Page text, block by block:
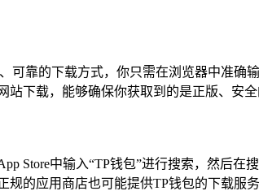
可靠的下载方式，你只需在浏览器中准确
站下载，能够确保你获取到的是正版、安
Store中输入“TP钱包”进行搜索，然后
规的应用商店也可能提供TP钱包的下载服